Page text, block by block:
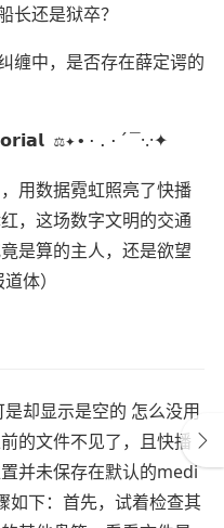
长还是狱卒？
缠中，是否存在薛定谔的
⚖️✦•·.·´¯ ·.·✦
用数据霓虹照亮了快播
，这场数字文明的交通
是算的主人，还是欲望
体）
却显示是空的 怎么没用
的文件不见了，且快播
并未保存在默认的medi
如下：首先，试着检查其